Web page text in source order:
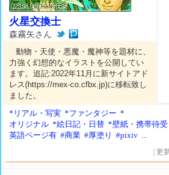
火星交換士
森霧矢さん
動物・天使・悪魔・魔神等を題材に、
力強く幻想的なイラストを公開してい
ます。追記:2022年11月に新サイトアド
レス(https://mex-co.cfbx.jp)に移転致し
ました。
*リアル・写実 *ファンタジー *
オリジナル *絵日記・日替 *壁紙・携帯待受
英語ページ有 #商業 #厚塗り #pixiv ...
| 更